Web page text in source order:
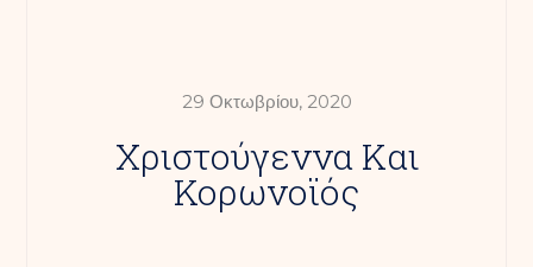
29 Οκτωβρίου, 2020
Χριστούγεννα Και
Κορωνοϊός